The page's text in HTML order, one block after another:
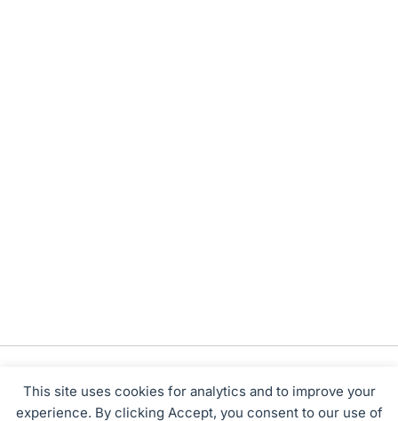
This site uses cookies for analytics and to improve your
experience. By clicking Accept, you consent to our use of